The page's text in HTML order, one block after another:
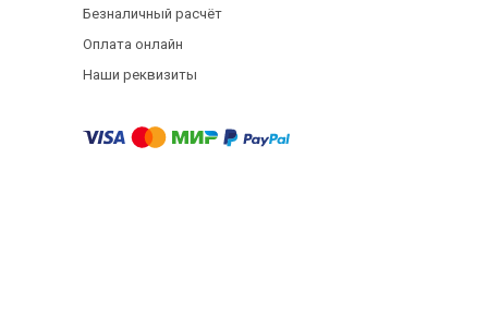
Безналичный расчёт
Оплата онлайн
Наши реквизиты